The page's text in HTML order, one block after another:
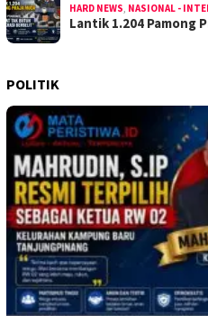
HARD NEWS NASIONAL -
Lantik 1.204 Pamong
POLITIK